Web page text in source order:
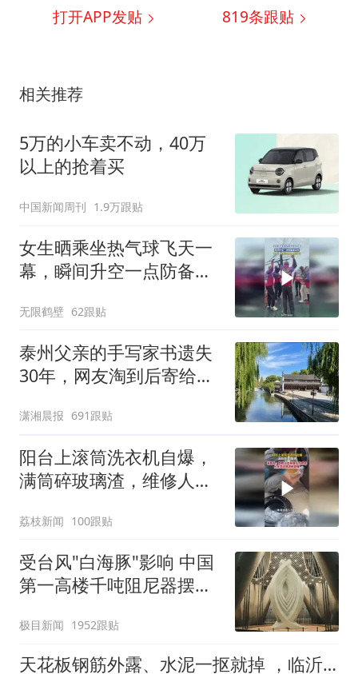
打开APP发贴 819条跟贴
相关推荐
5万的小车卖不动，40万
以上的抢着买
中国新闻周刊 1.9万跟贴
女生晒乘坐热气球飞天一
幕，瞬间升空一点防备都
无限鹤壁 62跟贴
泰州父亲的手写家书遗失
30年，网友淘到后寄给女
还在
潇湘晨报 691跟贴
阳台上滚筒洗衣机自爆，
满筒碎玻璃渣，维修人员
洗衣机自爆
荔枝新闻 100跟贴
受台风"白海豚"影响 中国
第一高楼千吨阻尼器摆动
极目新闻 1952跟贴
天花板钢筋外露、水泥一抠就掉 ，临沂一安置楼交房半年即被鉴定存安全隐患；楼体至今未加固，仍有居民常住